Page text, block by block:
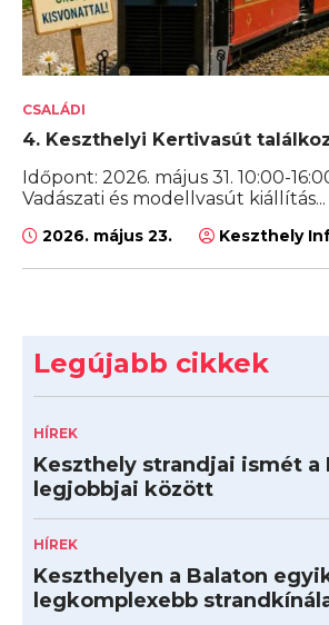
CSALÁDI
4. Keszthelyi Kertivasút
Időpont: 2026. május 31. 10:00-
Vadászati és modellvasút kiállítás...
2026. május 23. Keszthely
Legújabb cikkek
HÍREK
Keszthely strandjai ismét a
legjobbjai között
HÍREK
Keszthelyen a Balaton
legkomplexebb